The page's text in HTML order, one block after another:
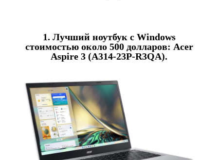
1. Лучший ноутбук с Windows
стоимостью около 500 долларов: Acer
Aspire 3 (A314-23P-R3QA).